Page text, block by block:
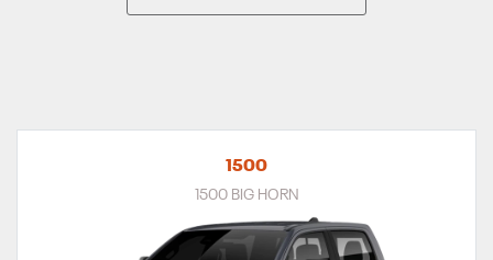
1500
1500 BIG HORN